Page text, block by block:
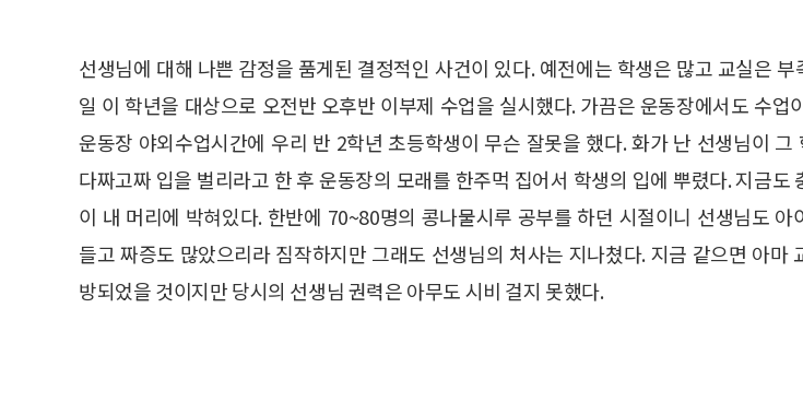
선생님에 대해 나쁜 감정을 품게된 결정적인 사건이 있다. 예전에는 학생은 많고 교실은 부
일 이 학년을 대상으로 오전반 오후반 이부제 수업을 실시했다. 가끔은 운동장에서도 수업
운동장 야외수업시간에 우리 반 2학년 초등학생이 무슨 잘못을 했다. 화가 난 선생님이 그
다짜고짜 입을 벌리라고 한 후 운동장의 모래를 한주먹 집어서 학생의 입에 뿌렸다. 지금도
이 내 머리에 박혀있다. 한반에 70~80명의 콩나물시루 공부를 하던 시절이니 선생님도 아
들고 짜증도 많았으리라 짐작하지만 그래도 선생님의 처사는 지나쳤다. 지금 같으면 아마
방되었을 것이지만 당시의 선생님 권력은 아무도 시비 걸지 못했다.